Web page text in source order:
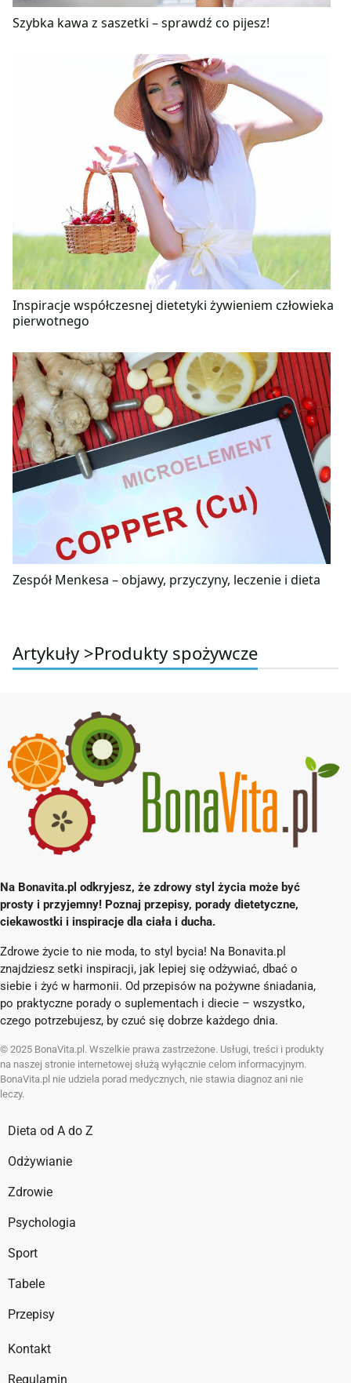
Szybka kawa z saszetki – sprawdź co pijesz!
Inspiracje współczesnej dietetyki żywieniem człowieka
pierwotnego
Zespół Menkesa – objawy, przyczyny, leczenie i dieta
Artykuły >Produkty spożywcze
Na Bonavita.pl odkryjesz, że zdrowy styl życia może być
prosty i przyjemny! Poznaj przepisy, porady dietetyczne,
ciekawostki i inspiracje dla ciała i ducha.
Zdrowe życie to nie moda, to styl bycia! Na Bonavita.pl
znajdziesz setki inspiracji, jak lepiej się odżywiać, dbać o
siebie i żyć w harmonii. Od przepisów na pożywne śniadania,
po praktyczne porady o suplementach i diecie – wszystko,
czego potrzebujesz, by czuć się dobrze każdego dnia.
© 2025 BonaVita.pl. Wszelkie prawa zastrzeżone. Usługi, treści i produkty
na naszej stronie internetowej służą wyłącznie celom informacyjnym.
BonaVita.pl nie udziela porad medycznych, nie stawia diagnoz ani nie
leczy.
Dieta od A do Z
Odżywianie
Zdrowie
Psychologia
Sport
Tabele
Przepisy
Kontakt
Regulamin